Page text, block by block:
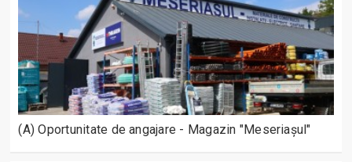
(A) Oportunitate de angajare - Magazin "Meseriașul"